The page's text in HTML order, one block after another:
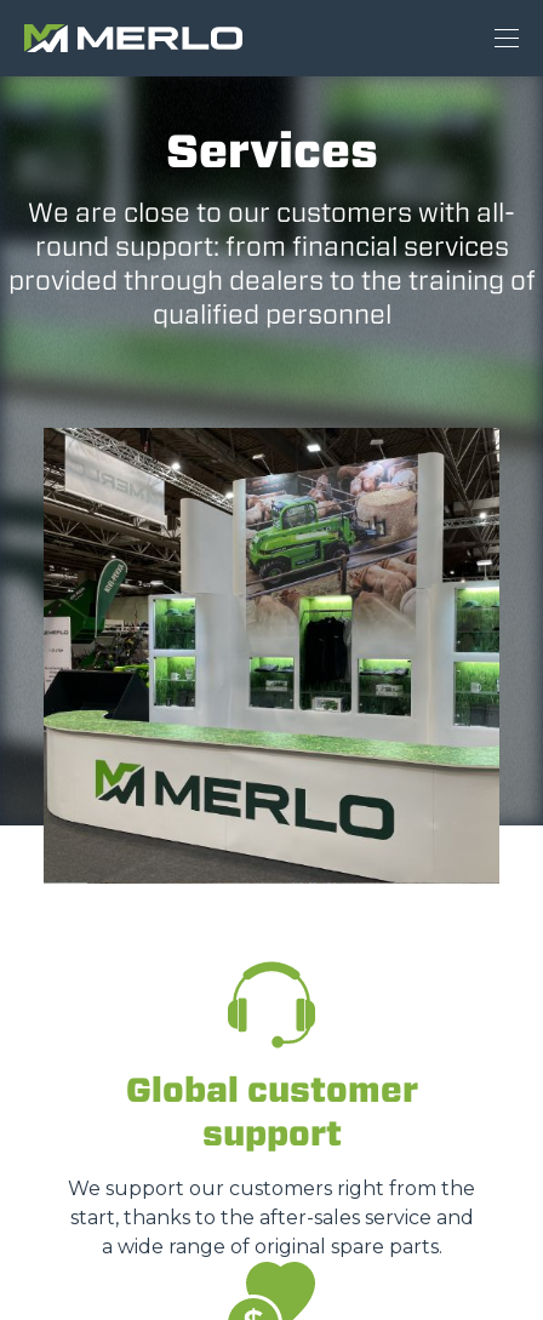
Services
We are close to our customers with all-
round support: from financial services
provided through dealers to the training of
qualified personnel
Global customer
support
We support our customers right from the
start, thanks to the after-sales service and
a wide range of original spare parts.